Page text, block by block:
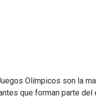
Olímpicos son la
que forman parte